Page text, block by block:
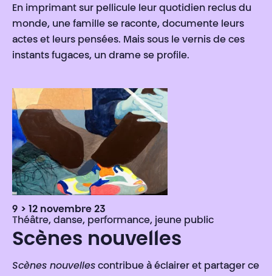
En imprimant sur pellicule leur quotidien reclus du
monde, une famille se raconte, documente leurs
actes et leurs pensées. Mais sous le vernis de ces
instants fugaces, un drame se profile.
9 > 12 novembre 23
Théâtre, danse, performance, jeune public
Scènes nouvelles
Scènes nouvelles contribue à éclairer et partager ce